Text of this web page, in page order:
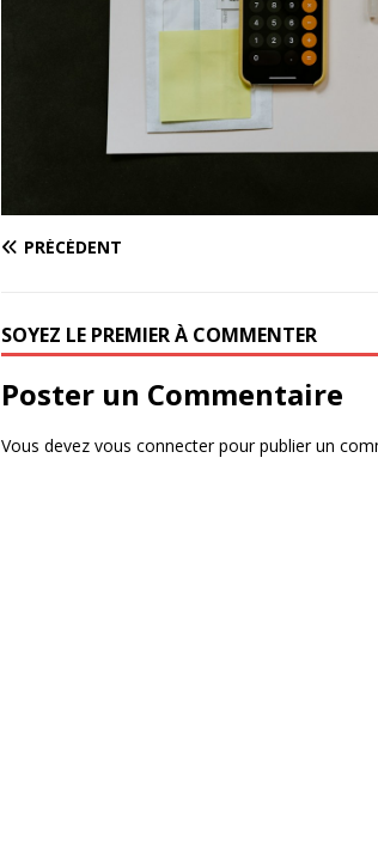
PRÉCÉDENT
SOYEZ LE PREMIER À COMMENTER
Poster un Commentaire
Vous devez vous connecterpour publier un